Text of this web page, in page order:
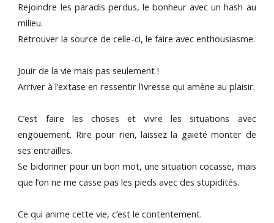
Rejoindre les paradis perdus, le bonheur avec un hash au
milieu.
Retrouver la source de celle-ci, le faire avec enthousiasme.
Jouir de la vie mais pas seulement !
Arriver à l’extase en ressentir l’ivresse qui amène au plaisir.
C’est faire les choses et vivre les situations avec
engouement. Rire pour rien, laissez la gaieté monter de
ses entrailles.
Se bidonner pour un bon mot, une situation cocasse, mais
que l’on ne me casse pas les pieds avec des stupidités.
Ce qui anime cette vie, c’est le contentement.